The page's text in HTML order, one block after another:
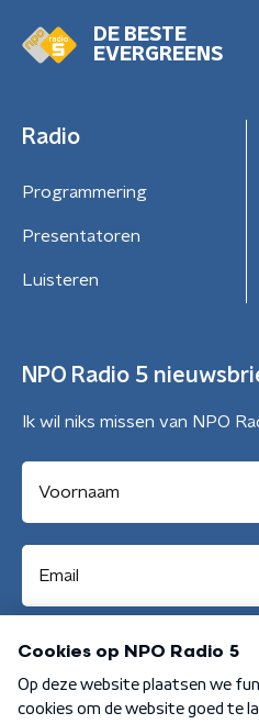
DE BESTE
EVERGREENS
Radio
Programmering
Presentatoren
Luisteren
NPO Radio 5
Ik wil niks missen van NPO